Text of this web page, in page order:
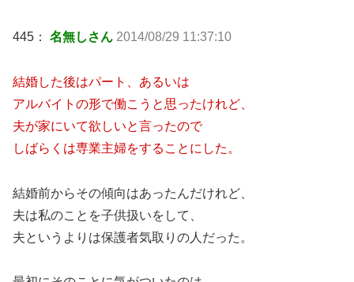
445： 名無しさん 2014/08/29 11:37:10
結婚した後はパート、あるいは
アルバイトの形で働こうと思ったけれど、
夫が家にいて欲しいと言ったので
しばらくは専業主婦をすることにした。
結婚前からその傾向はあったんだけれど、
夫は私のことを子供扱いをして、
夫というよりは保護者気取りの人だった。